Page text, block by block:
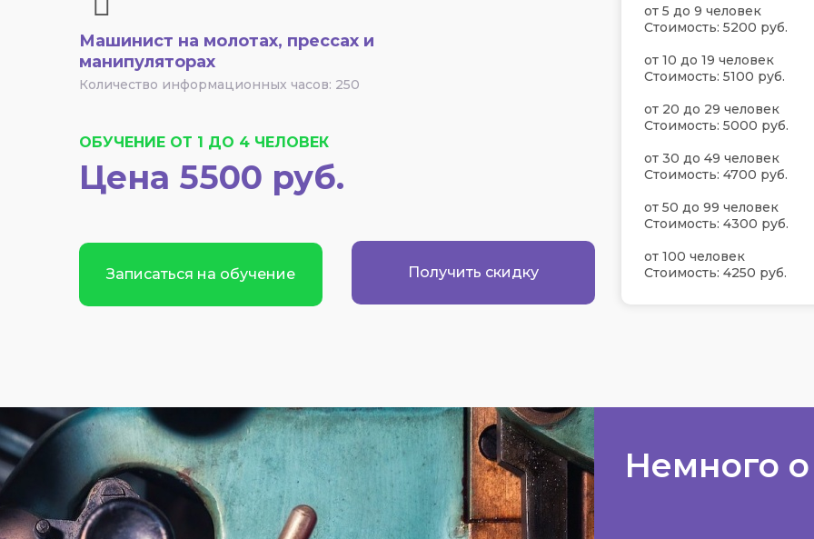
Машинист на молотах, прессах и
манипуляторах
Количество информационных часов: 250
Записаться на обучение
ОБУЧЕНИЕ ОТ 1 ДО 4 ЧЕЛОВЕК
Цена 5500 руб.
от 5 до 9 человек
Стоимость: 5200 руб.
от 10 до 19 человек
Стоимость: 5100 руб.
от 20 до 29 человек
Стоимость: 5000 руб.
от 30 до 49 человек
Стоимость: 4700 руб.
от 50 до 99 человек
Стоимость: 4300 руб.
от 100 человек
Стоимость: 4250 руб.
Получить скидку
Немного